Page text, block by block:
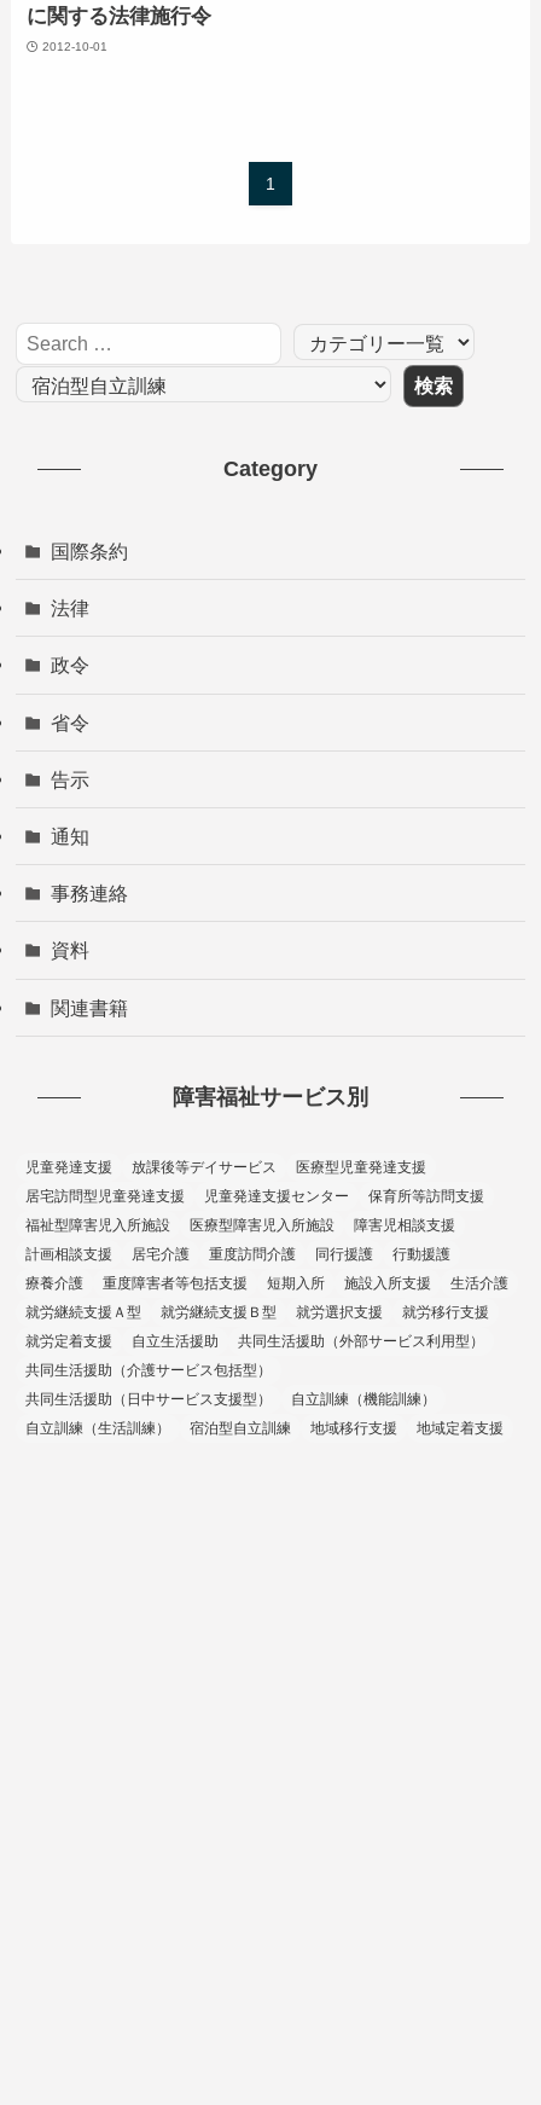
に関する法律施行令
2012-10-01
1
Category
国際条約
法律
政令
省令
告示
通知
事務連絡
資料
関連書籍
障害福祉サービス別
児童発達支援 放課後等デイサービス
医療型児童発達支援
居宅訪問型児童発達支援
児童発達支援センター
保育所等訪問支援
福祉型障害児入所施設
医療型障害児入所施設
障害児相談支援
計画相談支援
居宅介護 重度訪問介護 同行援護
行動援護
療養介護
重度障害者等包括支援 短期入所 施設入所支援
生活介護
就労継続支援Ａ型
就労継続支援Ｂ型 就労選択支援
就労移行支援
就労定着支援
自立生活援助
共同生活援助（外部サービス利用型）
共同生活援助（介護サービス包括型）
共同生活援助（日中サービス支援型）
自立訓練（機能訓練）
自立訓練（生活訓練）
宿泊型自立訓練 地域移行支援 地域定着支援